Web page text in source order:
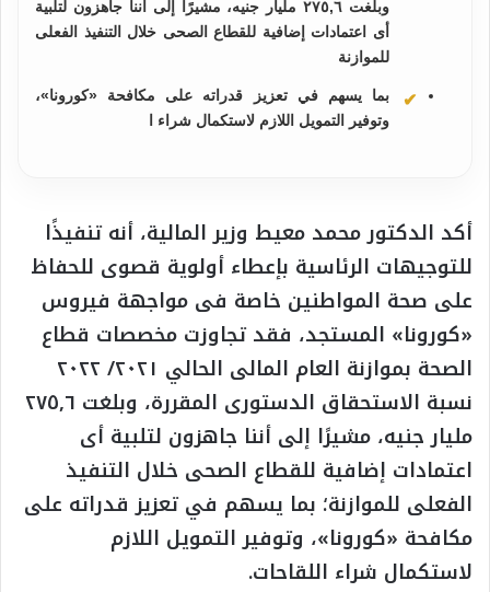
وبلغت ٢٧٥,٦ مليار جنيه، مشيرًا إلى أننا جاهزون لتلبية
أى اعتمادات إضافية للقطاع الصحى خلال التنفيذ الفعلى
للموازنة
بما يسهم في تعزيز قدراته على مكافحة «كورونا»،
وتوفير التمويل اللازم لاستكمال شراء ا
أكد الدكتور محمد معيط وزير المالية، أنه تنفيذًا
للتوجيهات الرئاسية بإعطاء أولوية قصوى للحفاظ
على صحة المواطنين خاصة فى مواجهة فيروس
«كورونا» المستجد، فقد تجاوزت مخصصات قطاع
الصحة بموازنة العام المالى الحالي ٢٠٢١/ ٢٠٢٢
نسبة الاستحقاق الدستورى المقررة، وبلغت ٢٧٥,٦
مليار جنيه، مشيرًا إلى أننا جاهزون لتلبية أى
اعتمادات إضافية للقطاع الصحى خلال التنفيذ
الفعلى للموازنة؛ بما يسهم في تعزيز قدراته على
مكافحة «كورونا»، وتوفير التمويل اللازم
لاستكمال شراء اللقاحات.